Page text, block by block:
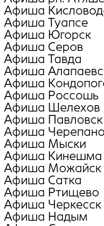
Афиша
Афиша Туапсе
Афиша Югорск
Афиша Серов
Афиша Тавда
Афиша
Афиша
Афиша Россошь
Афиша Шелехов
Афиша Павловск
Афиша
Афиша Мыски
Афиша Кинешма
Афиша Можайск
Афиша Сатка
Афиша Ртищево
Афиша Черкесск
Афиша Надым